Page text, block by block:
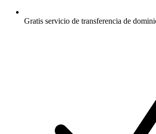
Gratis servicio de transferencia de